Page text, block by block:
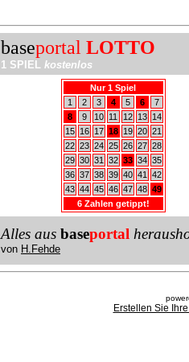
baseportal LOTTO
1 SPIEL kostenlos
Nur 1 Spiel
1
2 3 4 5 6
7
8
9 10 11 12 13
14
15
16 17 18 19 20 21
22 23 24 25 26 27 28
29 30 31 32 33 34 35
36 37 38 39 40 41
42
43 44 45 46 47 48 49
6 Zahlen getippt!
Alles aus baseportal
von H.Fehde
Erstellen Sie